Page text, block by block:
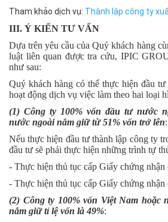
Tham khảo dịch vụ: Thành lập công ty
III. Ý KIẾN TƯ VẤN
Dựa trên yêu cầu của Quý khách hàng
luật liên quan được tra cứu, IPIC
như sau:
Quý khách hàng có thể thực hiện đầu
hoạt động dịch vụ việc làm theo hai loại
(1) Công ty 100% vốn đầu tư nước
nước ngoài nắm giữ từ 51% vốn trở lên:
Nếu thực hiện đầu tư thành lập công ty
đầu tư sẽ phải thực hiện những trình tự
- Thực hiện thủ tục cấp Giấy chứng nhận
- Thực hiện thủ tục cấp Giấy chứng nhận
(2) Công ty 100% vốn Việt Nam hoặc
nắm giữ tỉ lệ vốn là 49%: